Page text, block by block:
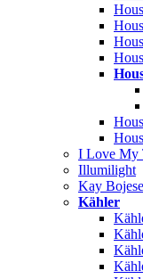
I Love My
Illumilight
Kay
Kähler